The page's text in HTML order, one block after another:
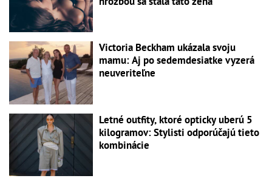
Victoria Beckham ukázala svoju
mamu: Aj po sedemdesiatke vyzerá
neuveriteľne
Letné outfity, ktoré opticky uberú 5
kilogramov: Stylisti odporúčajú tieto
kombinácie